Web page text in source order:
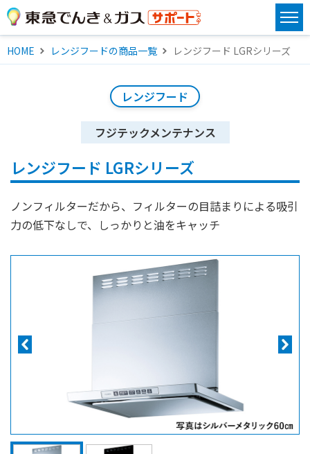
HOME レンジフードの商品一覧 レンジフード LGRシリーズ
レンジフード
フジテックメンテナンス
レンジフード LGRシリーズ
ノンフィルターだから、フィルターの目詰まりによる吸引
力の低下なしで、しっかりと油をキャッチ